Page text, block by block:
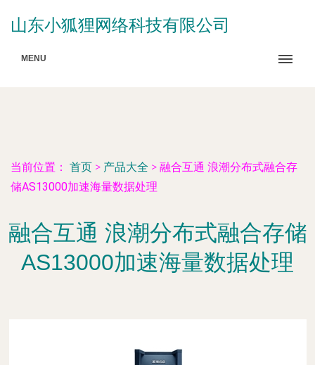
山东小狐狸网络科技有限公司
MENU
当前位置： 首页 > 产品大全 > 融合互通 浪潮分布式融合存
储AS13000加速海量数据处理
融合互通 浪潮分布式融合存储
AS13000加速海量数据处理